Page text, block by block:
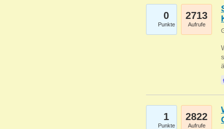
0
Punkte
2713
Aufrufe
1
Punkte
2822
Aufrufe